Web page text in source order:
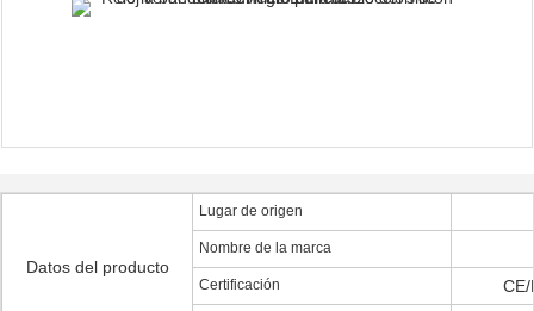
Datos del producto
Lugar de origen
Nombre de la marca
Certificación CE/